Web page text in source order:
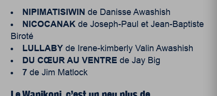
NIPIMATISIWIN de Danisse Awashish
NICOCANAK de Joseph-Paul et Jean-Baptiste
Biroté
LULLABY de Irene-kimberly Valin Awashish
DU CŒUR AU VENTRE de Jay Big
7 de Jim Matlock